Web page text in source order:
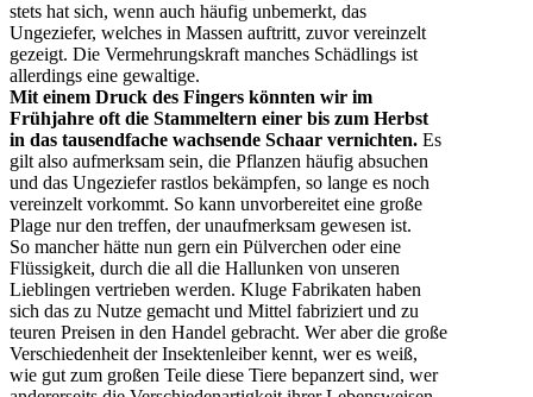
stets hat sich, wenn auch häufig unbemerkt, das
Ungeziefer, welches in Massen auftritt, zuvor vereinzelt
gezeigt. Die Vermehrungskraft manches Schädlings ist
allerdings eine gewaltige.
Mit einem Druck des Fingers könnten wir im
Frühjahre oft die Stammeltern einer bis zum Herbst
in das tausendfache wachsende Schaar vernichten. Es
gilt also aufmerksam sein, die Pflanzen häufig absuchen
und das Ungeziefer rastlos bekämpfen, so lange es noch
vereinzelt vorkommt. So kann unvorbereitet eine große
Plage nur den treffen, der unaufmerksam gewesen ist.
So mancher hätte nun gern ein Pülverchen oder eine
Flüssigkeit, durch die all die Hallunken von unseren
Lieblingen vertrieben werden. Kluge Fabrikaten haben
sich das zu Nutze gemacht und Mittel fabriziert und zu
teuren Preisen in den Handel gebracht. Wer aber die große
Verschiedenheit der Insektenleiber kennt, wer es weiß,
wie gut zum großen Teile diese Tiere bepanzert sind, wer